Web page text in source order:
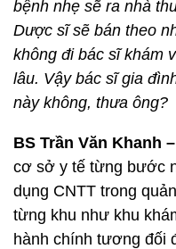
bệnh nhẹ sẽ ra nhà
Dược sĩ sẽ bán theo
không đi bác sĩ khám
lâu. Vậy bác sĩ gia
này không, thưa ông?
BS Trần Văn Khanh
cơ sở y tế từng bước
dụng CNTT trong
từng khu như khu
hành chính tương đối